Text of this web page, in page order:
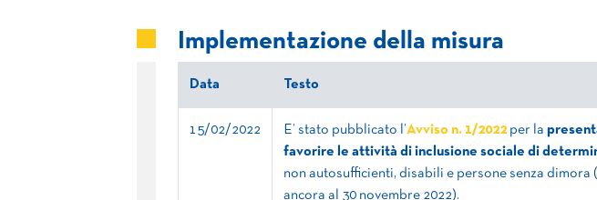
Implementazione della misura
Data Testo
15/02/2022 E’ stato pubblicato l’Avviso n. 1/2022 per la
favorire le attività di inclusione sociale di
non autosufficienti, disabili e persone senza dimora
ancora al 30 novembre 2022).